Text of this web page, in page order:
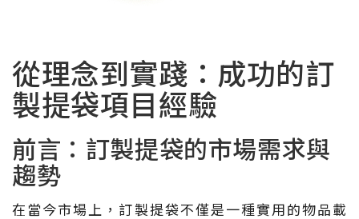
從理念到實踐：成功的訂
製提袋項目經驗
前言：訂製提袋的市場需求與
趨勢
在當今市場上，訂製提袋不僅是一種實用的物品載